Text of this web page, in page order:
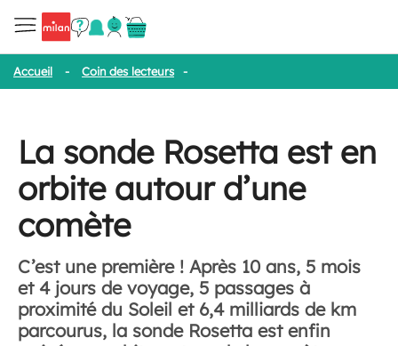
Accueil - Coin des lecteurs -
La sonde Rosetta est en
orbite autour d’une
comète
C’est une première ! Après 10 ans, 5 mois
et 4 jours de voyage, 5 passages à
proximité du Soleil et 6,4 milliards de km
parcourus, la sonde Rosetta est enfin